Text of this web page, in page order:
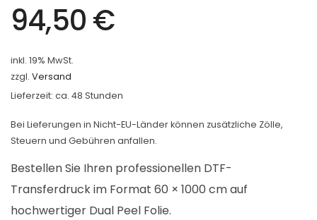
94,50€
inkl. 19% MwSt.
zzgl. Versand
Lieferzeit: ca. 48 Stunden
Bei Lieferungen in Nicht-EU-Länder können zusätzliche Zölle,
Steuern und Gebühren anfallen.
Bestellen Sie Ihren professionellen DTF-
Transferdruck im Format 60 × 1000 cm auf
hochwertiger Dual Peel Folie.